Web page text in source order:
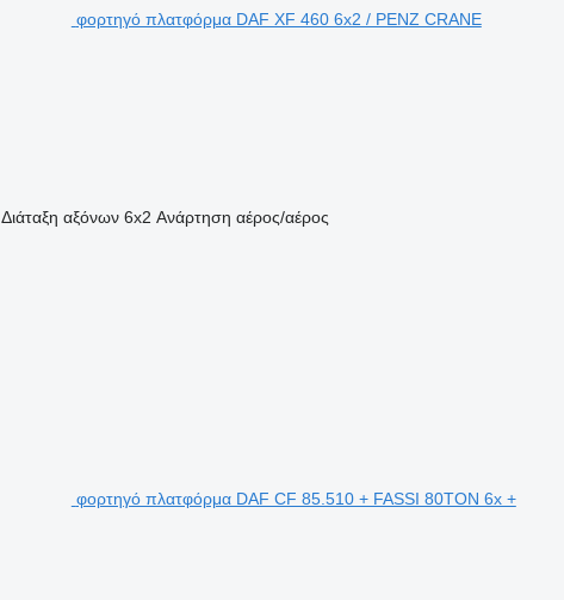
φορτηγό πλατφόρμα DAF XF 460 6x2 / PENZ CRANE
Διάταξη αξόνων 6x2 Ανάρτηση αέρος/αέρος
φορτηγό πλατφόρμα DAF CF 85.510 + FASSI 80TON 6x +